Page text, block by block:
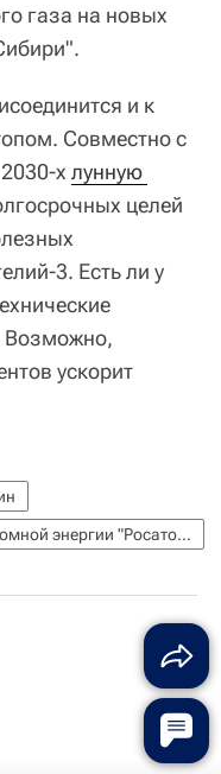
газа на новых
и к
Совместно с
х лунную
целей
3. Есть ли у
Возможно,
ускорит
Государственная корпорация по атомной энергии "Росатом"